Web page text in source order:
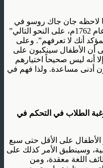
لاحظه جان جاك روسو في
المنشورة في عام 1762م، على النحو التالي”
أنك لا تعرفهم”. وعلى
أن الأطفال سينكبون على
أنه ليس صحيحاً اختيارهم
أدنى مساعدة. ولذا فهم في
الطلاب في التحكم في
1926م أن تفكير الأطفال على الأقل حتى سبع
وسينطبق الأمر كذلك على
اللغة معقدة، ومن